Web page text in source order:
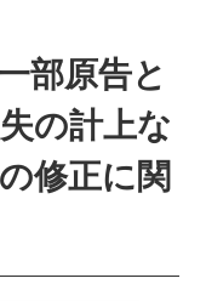
部原告と
の計上な
修正に関